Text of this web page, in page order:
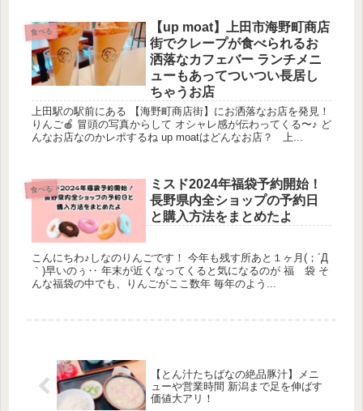
食べる
【up moat】上田市海野町商店
街でクレープが食べられるお
洒落なカフェバー ランチメニ
ューもあってついつい長居し
ちゃうお店
上田駅の駅前にある 【海野町商店街】にお洒落なお店を発見！
りんご🍎 冒頭の写真からして オシャレ感が伝わってくる〜♪ ど
んなお店なのかレポするね up moatはどんなお店？ 上...
食べる
ミスド2024年福袋予約開始！
長野県内全ショップの予約日
と購入方法をまとめたよ
こんにちわ♪しなのりんごです！ 今年も残す所あと１ヶ月(；´Д
｀)早いのぅ‥ 年末が近くなってくると気になるのが 福 袋 そ
んな福袋の中でも、りんごがここ数年 毎年のよう...
【とん汁たちばなの絶品豚汁】メニ
ューや営業時間 新潟まで足を伸ばす
価値大アリ！